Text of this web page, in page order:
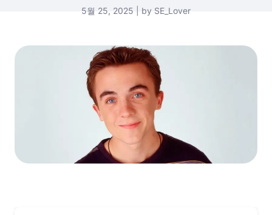
5월 25, 2025 | by SE_Lover